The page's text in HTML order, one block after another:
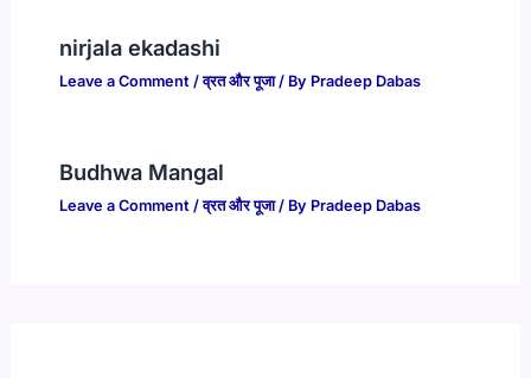
nirjala ekadashi
Leave a Comment /व्रत और पूजा/ By Pradeep Dabas
Budhwa Mangal
Leave a Comment /व्रत और पूजा/ By Pradeep Dabas